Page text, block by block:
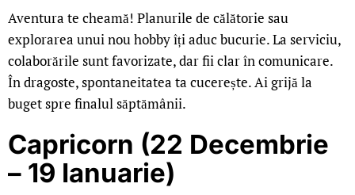
Aventura te cheamă! Planurile de călătorie sau
explorarea unui nou hobby îți aduc bucurie. La serviciu,
colaborările sunt favorizate, dar fii clar în comunicare.
În dragoste, spontaneitatea ta cucerește. Ai grijă la
buget spre finalul săptămânii.
Capricorn (22 Decembrie
– 19 Ianuarie)